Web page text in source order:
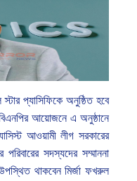
স্টার প্যাসিফিকে অনুষ্ঠিত হবে
আয়োজনে এ অনুষ্ঠানে
আওয়ামী লীগ সরকারের
পরিবারের সদস্যদের সম্মাননা
থাকবেন মির্জা ফখরুল